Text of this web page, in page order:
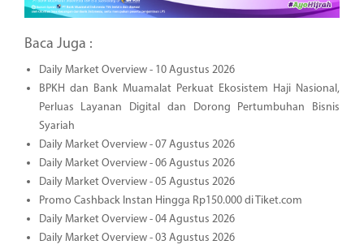
Baca Juga :
Daily Market Overview - 10 Agustus 2026
BPKH dan Bank Muamalat Perkuat Ekosistem Haji Nasional,
Perluas Layanan Digital dan Dorong Pertumbuhan Bisnis
Syariah
Daily Market Overview - 07 Agustus 2026
Daily Market Overview - 06 Agustus 2026
Daily Market Overview - 05 Agustus 2026
Promo Cashback Instan Hingga Rp150.000 di Tiket.com
Daily Market Overview - 04 Agustus 2026
Daily Market Overview - 03 Agustus 2026